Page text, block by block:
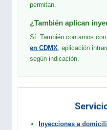
permitan.
¿También aplican
Sí. También contamos
en CDMX , aplicación
según indicación.
Inyecciones a